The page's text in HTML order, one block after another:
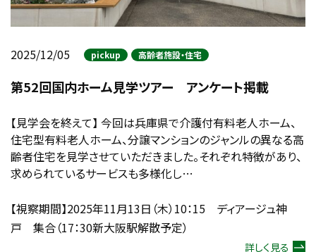
2025/12/05 pickup 高齢者施設・住宅
第52回国内ホーム見学ツアー アンケート掲載
【見学会を終えて】 今回は兵庫県で介護付有料老人ホーム、
住宅型有料老人ホーム、分譲マンションのジャンルの異なる高
齢者住宅を見学させていただきました。それぞれ特徴があり、
求められているサービスも多様化し…
【視察期間】2025年11月13日（木）10：15 ディアージュ神
戸 集合（17：30新大阪駅解散予定）
詳しく見る